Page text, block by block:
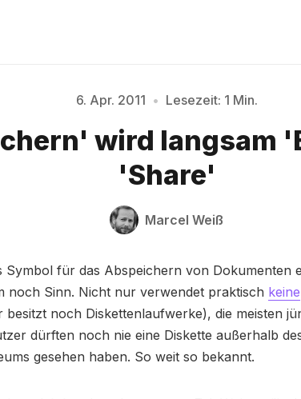
Bitte geben Sie mindestens 3 Zeichen ein
6. Apr. 2011 • Lesezeit: 1 Min.
wird langsam
'Share'
Marcel Weiß
Symbol für das Abspeichern von Dokumenten
noch Sinn. Nicht nur verwendet praktisch keine
besitzt noch Diskettenlaufwerke), die meisten
dürften noch nie eine Diskette außerhalb
gesehen haben. So weit so bekannt.